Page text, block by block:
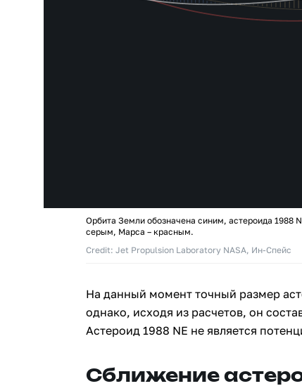
Орбита Земли обозначена синим, астероида 1988
серым, Марса – красным.
Credit: Jet Propulsion Laboratory NASA, Ин-Спейс
На данный момент точный размер
однако, исходя из расчетов, он
Астероид 1988 NE не является
Сближение